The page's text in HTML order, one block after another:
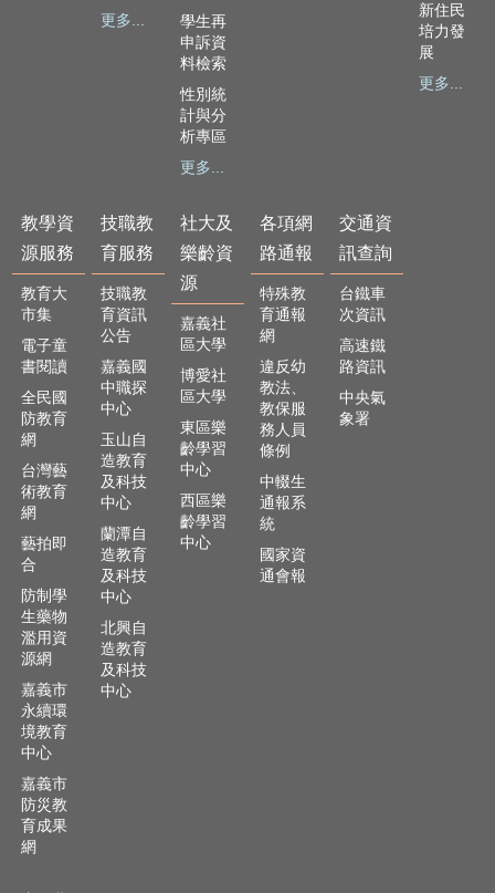
更多...
學生再
申訴資
料檢索
性別統
計與分
析專區
更多...
新住民
培力發
展
更多...
教學資
源服務
教育大
市集
電子童
書閱讀
全民國
防教育
網
台灣藝
術教育
網
藝拍即
合
防制學
生藥物
濫用資
源網
嘉義市
永續環
境教育
中心
嘉義市
防災教
育成果
網
技職教
育服務
技職教
育資訊
公告
嘉義國
中職探
中心
玉山自
造教育
及科技
中心
蘭潭自
造教育
及科技
中心
北興自
造教育
及科技
中心
社大及
樂齡資
源
嘉義社
區大學
博愛社
區大學
東區樂
齡學習
中心
西區樂
齡學習
中心
各項網
路通報
特殊教
育通報
網
違反幼
教法、
教保服
務人員
條例
中輟生
通報系
統
國家資
通會報
交通資
訊查詢
台鐵車
次資訊
高速鐵
路資訊
中央氣
象署